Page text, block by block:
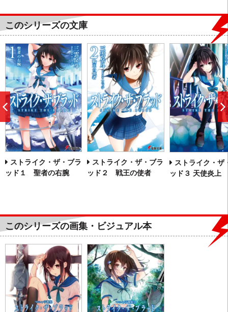
このシリーズの文庫
ストライク・ザ・ブラ
ッド１ 聖者の右腕
ストライク・ザ・ブラ
ッド２ 戦王の使者
ストライク・ザ
ッド３ 天使炎上
前
へ
このシリーズの画集・ビジュアル本